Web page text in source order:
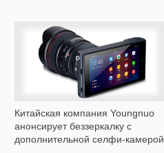
Китайская компания Youngnuo
анонсирует беззеркалку с
дополнительной селфи-камерой
1 100